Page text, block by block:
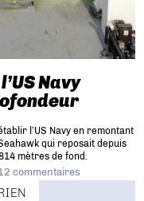
Navy
l’US Navy en remontant
qui reposait depuis
mètres de fond.
commentaires